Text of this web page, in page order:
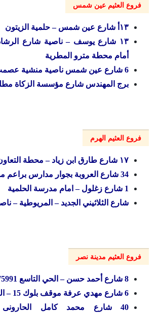
فروع العثيم عين شمس
۱۳أ شارع عين شمس – حلمية الزيتون
۱۳ شارع يوسف – ناصية شارع
أمام محطة مترو المطرية
6 شارع عين شمس ناصية منشية عصمت – عين شمس
برج المهندس شارع مؤسسة الزكاة
فروع العثيم الهرم
۱۷ شارع طارق ابن زياد – محطة التعاون
34 شارع العروبة بجوار مدارس براعم مصر
1 شارع زغلول – امام مدرسة الحلمية
شارع الثلاثيني الجديد – المريوطية –
فروع العثيم مدينة نصر
8 شارع أحمد حسن – الحي التاسع 01066675991
6 شارع مهدي عرفة موقف بلوك 15 – الحي العاشر